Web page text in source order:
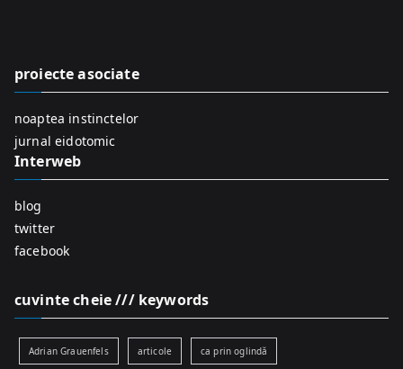
o
proiecte asociate
noaptea instinctelor
jurnal eidotomic
Interweb
blog
twitter
facebook
cuvinte cheie /// keywords
Adrian Grauenfels articole ca prin oglindă